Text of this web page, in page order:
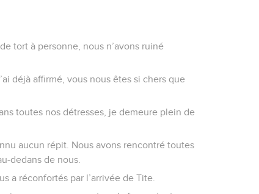
tort à personne, nous n’avons ruiné
déjà affirmé, vous nous êtes si chers que
toutes nos détresses, je demeure plein de
aucun répit. Nous avons rencontré toutes
dedans de nous.
a réconfortés par l’arrivée de Tite.